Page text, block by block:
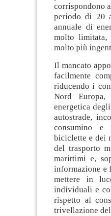
corrispondono
periodo di 20
annuale di
molto limitata,
molto più
Il mancato
facilmente
riducendo i
Nord
energetica
autostrade,
consumino e
biciclette e dei
del trasporto
marittimi e,
informazione e
mettere in
individuali e
rispetto al
trivellazione